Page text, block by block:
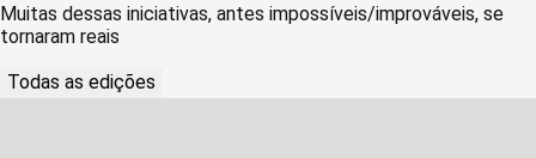
Muitas dessas iniciativas, antes impossíveis/improváveis, se
tornaram reais
Todas as edições